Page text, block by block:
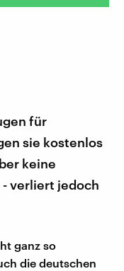
für
sie kostenlos
keine
verliert jedoch
ganz so
die deutschen